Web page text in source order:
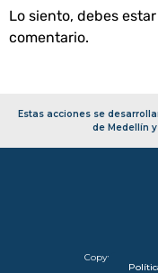
Lo siento, debes estar
comentario.
Estas acciones se
de Medellín
Copyright 2026